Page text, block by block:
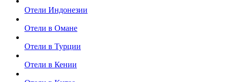
Отели Индонезии
Отели в Омане
Отели в Турции
Отели в Кении